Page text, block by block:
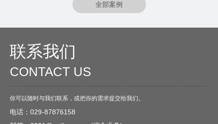
全部案例
联系我们
CONTACT US
你可以随时与我们联系，或把你的需求提交给我们。
电话：029-87876158